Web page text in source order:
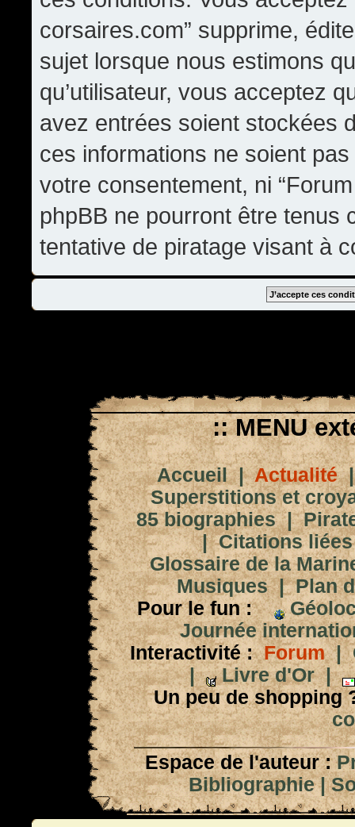
corsaires.com” supprime,
sujet lorsque nous estimons
qu’utilisateur, vous acceptez
avez entrées soient stockées
ces informations ne soient
votre consentement, ni
phpBB ne pourront être tenus
tentative de piratage visant à
:: MENU
Accueil|Actualité
Superstitions et
85 biographies|
|Citations
Glossaire de la
Musiques|Plan
Pour le fun :
Journée
Interactivité : Forum|
|
Livre d'Or|
Un peu de shopping
Espace de l'auteur :
Bibliographie|